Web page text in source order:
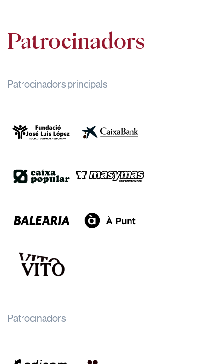
Patrocinadors
Patrocinadors principals
Patrocinadors